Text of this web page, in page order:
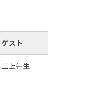
ゲスト
三上先生